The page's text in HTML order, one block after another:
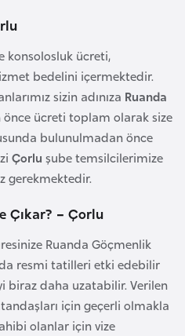
konsolosluk ücreti,
bedelini içermektedir.
sizin adınıza Ruanda
ücreti toplam olarak size
bulunulmadan önce
Çorlu şube temsilcilerimize
gerekmektedir.
Çıkar? – Çorlu
Ruanda Göçmenlik
resmi tatilleri etki edebilir
biraz daha uzatabilir. Verilen
için geçerli olmakla
olanlar için vize